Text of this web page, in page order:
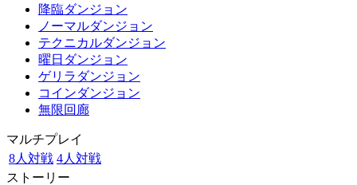
降臨ダンジョン
ノーマルダンジョン
テクニカルダンジョン
曜日ダンジョン
ゲリラダンジョン
コインダンジョン
無限回廊
マルチプレイ
8人対戦 4人対戦
ストーリー